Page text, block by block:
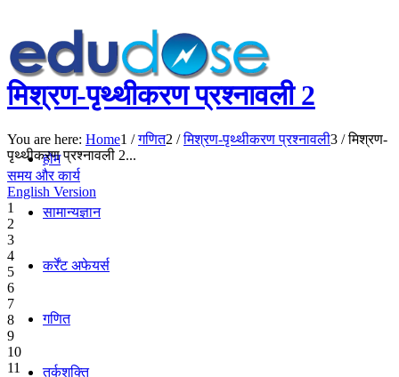
होम
सामान्यज्ञान
कर्रेंट अफेयर्स
गणित
तर्कशक्ति
मिश्रण-पृथ्थीकरण प्रश्नावली 2
You are here: Home1 / गणित2 / मिश्रण-पृथ्थीकरण प्रश्नावली3 / मिश्रण-
पृथ्थीकरण प्रश्नावली 2...
समय और कार्य
English Version
1
2
3
4
5
6
7
8
9
10
11